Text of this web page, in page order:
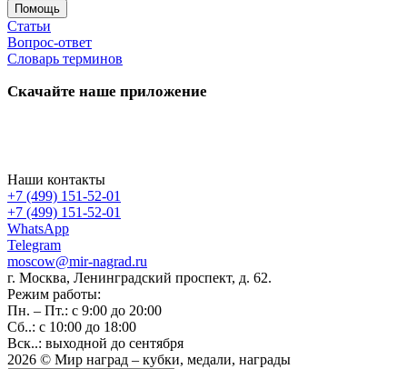
Помощь
Статьи
Вопрос-ответ
Словарь терминов
Скачайте наше приложение
Наши контакты
+7 (499) 151-52-01
+7 (499) 151-52-01
WhatsApp
Telegram
moscow@mir-nagrad.ru
г. Москва, Ленинградский проспект, д. 62.
Режим работы:
Пн. – Пт.: с 9:00 до 20:00
Сб..: с 10:00 до 18:00
Вск..: выходной до сентября
2026 © Мир наград – кубки, медали, награды